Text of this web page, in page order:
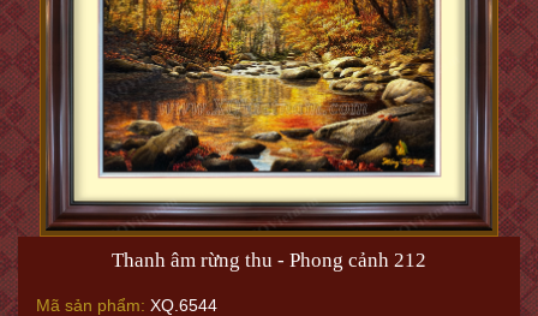
Thanh âm rừng thu - Phong cảnh 212
Mã sản phẩm: XQ.6544